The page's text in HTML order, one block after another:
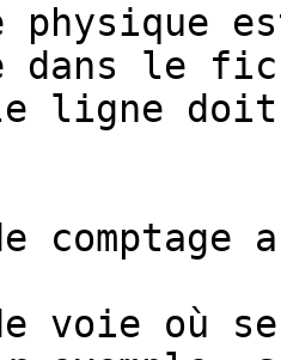
physique
dans le
ligne
a
voie où